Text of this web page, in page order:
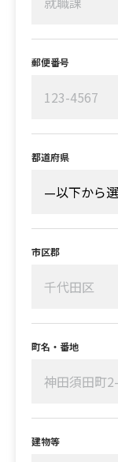
郵便番号
都道府県
市区郡
町名・番地
建物等